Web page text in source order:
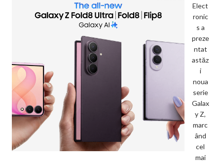
Elect
ronic
s a
preze
ntat
astăz
i
noua
serie
Galax
y Z,
marc
ând
cel
mai